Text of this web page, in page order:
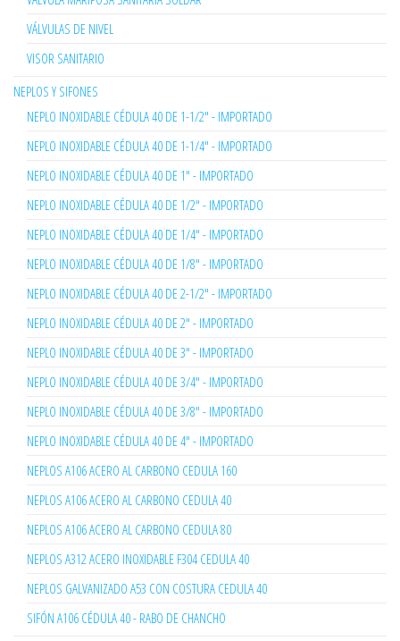
VÁLVULAS DE NIVEL
VISOR SANITARIO
NEPLOS Y SIFONES
NEPLO INOXIDABLE CÉDULA 40 DE 1-1/2" - IMPORTADO
NEPLO INOXIDABLE CÉDULA 40 DE 1-1/4" - IMPORTADO
NEPLO INOXIDABLE CÉDULA 40 DE 1" - IMPORTADO
NEPLO INOXIDABLE CÉDULA 40 DE 1/2" - IMPORTADO
NEPLO INOXIDABLE CÉDULA 40 DE 1/4" - IMPORTADO
NEPLO INOXIDABLE CÉDULA 40 DE 1/8" - IMPORTADO
NEPLO INOXIDABLE CÉDULA 40 DE 2-1/2" - IMPORTADO
NEPLO INOXIDABLE CÉDULA 40 DE 2" - IMPORTADO
NEPLO INOXIDABLE CÉDULA 40 DE 3" - IMPORTADO
NEPLO INOXIDABLE CÉDULA 40 DE 3/4" - IMPORTADO
NEPLO INOXIDABLE CÉDULA 40 DE 3/8" - IMPORTADO
NEPLO INOXIDABLE CÉDULA 40 DE 4" - IMPORTADO
NEPLOS A106 ACERO AL CARBONO CEDULA 160
NEPLOS A106 ACERO AL CARBONO CEDULA 40
NEPLOS A106 ACERO AL CARBONO CEDULA 80
NEPLOS A312 ACERO INOXIDABLE F304 CEDULA 40
NEPLOS GALVANIZADO A53 CON COSTURA CEDULA 40
SIFÓN A106 CÉDULA 40 - RABO DE CHANCHO